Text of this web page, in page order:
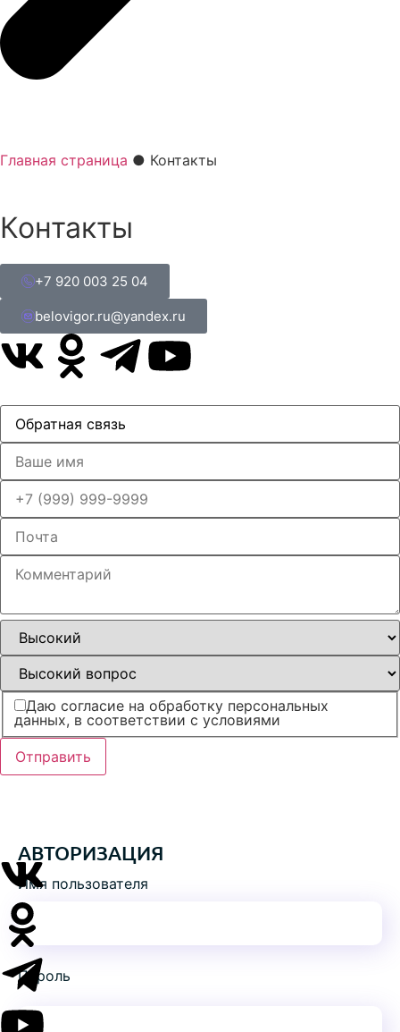
Главная страница ● Контакты
Контакты
+7 920 003 25 04
belovigor.ru@yandex.ru
Даю согласие на обработку персональных
данных, в соответствии с условиями
Отправить
АВТОРИЗАЦИЯ
Имя пользователя
Пароль